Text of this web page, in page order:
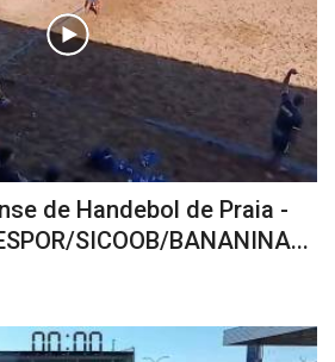
de Handebol de Praia -
SICOOB/BANANINA...